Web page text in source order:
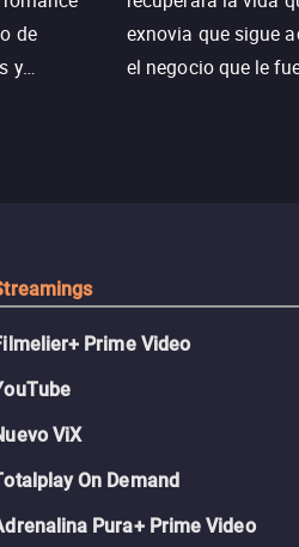
de
y
exnovia que sigue
el negocio que le
Prime Video
ViX
On Demand
Pura+ Prime Video